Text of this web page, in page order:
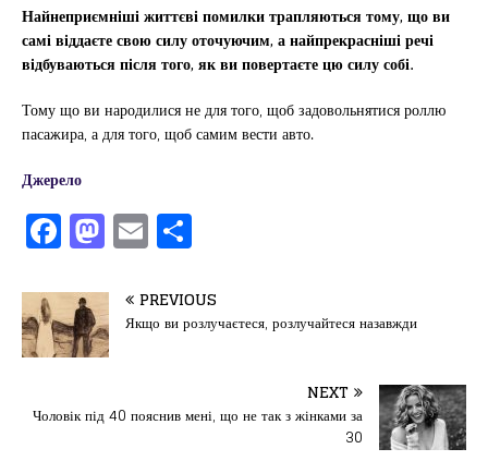
Найнеприємніші життєві помилки трапляються тому, що ви
самі віддаєте свою силу оточуючим, а найпрекрасніші речі
відбуваються після того, як ви повертаєте цю силу собі.
Тому що ви народилися не для того, щоб задовольнятися роллю
пасажира, а для того, щоб самим вести авто.
Джерело
F
a
c
e
b
o
o
M
a
st
o
d
o
n
E
m
ai
l
іл
и
ис
я
PREVIOUS
Якщо ви розлучаєтеся, розлучайтеся назавжди
NEXT
Чоловік під 40 пояснив мені, що не так з жінками за
30